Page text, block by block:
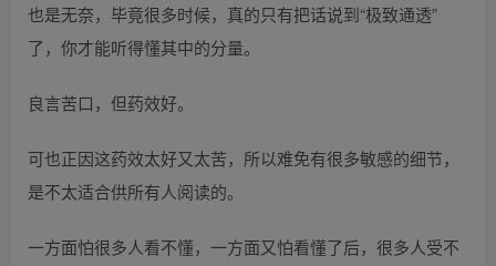
也是无奈，毕竟很多时候，真的只有把话说到“极致通透”
了，你才能听得懂其中的分量。
良言苦口，但药效好。
可也正因这药效太好又太苦，所以难免有很多敏感的细节，
是不太适合供所有人阅读的。
一方面怕很多人看不懂，一方面又怕看懂了后，很多人受不